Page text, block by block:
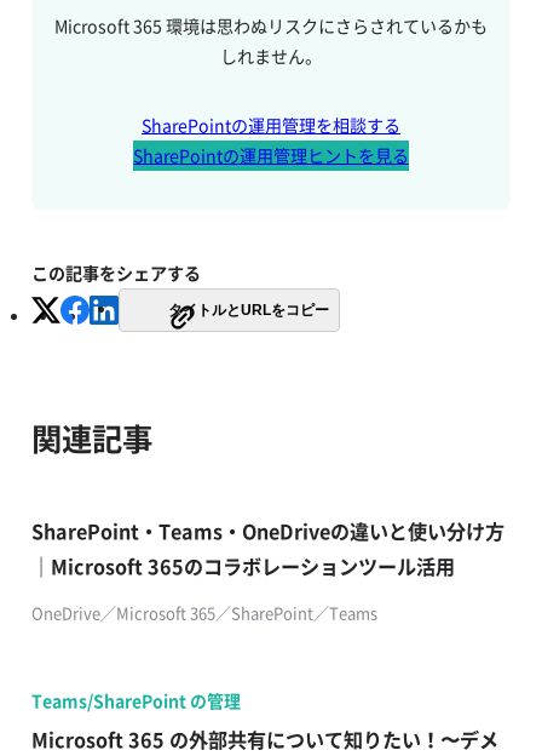
Microsoft 365 環境は思わぬリスクにさらされているかも
しれません。
SharePointの運用管理を相談する
SharePointの運用管理ヒントを見る
この記事をシェアする
タイトルとURLをコピー
関連記事
SharePoint・Teams・OneDriveの違いと使い分け方
｜Microsoft 365のコラボレーションツール活用
OneDrive／Microsoft 365／SharePoint／Teams
Teams/SharePoint の管理
Microsoft 365 の外部共有について知りたい！〜デメ